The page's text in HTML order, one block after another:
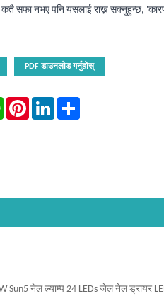
सफा नभए पनि यसलाई राख्न सक्नुहुन्छ,
PDF डाउनलोड गर्नुहोस्
WhatsAppPinterestLinkedInShare
Sun5 नेल ल्याम्प 24 LEDs जेल नेल ड्रायर